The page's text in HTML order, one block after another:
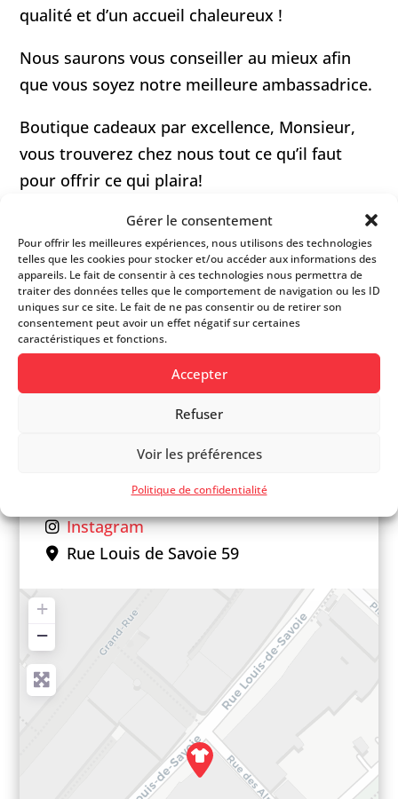
Gérer le consentement
Pour offrir les meilleures expériences, nous utilisons des technologies
telles que les cookies pour stocker et/ou accéder aux informations des
appareils. Le fait de consentir à ces technologies nous permettra de
traiter des données telles que le comportement de navigation ou les ID
uniques sur ce site. Le fait de ne pas consentir ou de retirer son
consentement peut avoir un effet négatif sur certaines
caractéristiques et fonctions.
Accepter
Refuser
Voir les préférences
Politique de confidentialité
qualité et d’un accueil chaleureux !
Nous saurons vous conseiller au mieux afin
que vous soyez notre meilleure ambassadrice.
Boutique cadeaux par excellence, Monsieur,
vous trouverez chez nous tout ce qu’il faut
pour offrir ce qui plaira!
FICHE D’INFOS
Site web
hotmail.com
Instagram
Rue Louis de Savoie 59
+
−